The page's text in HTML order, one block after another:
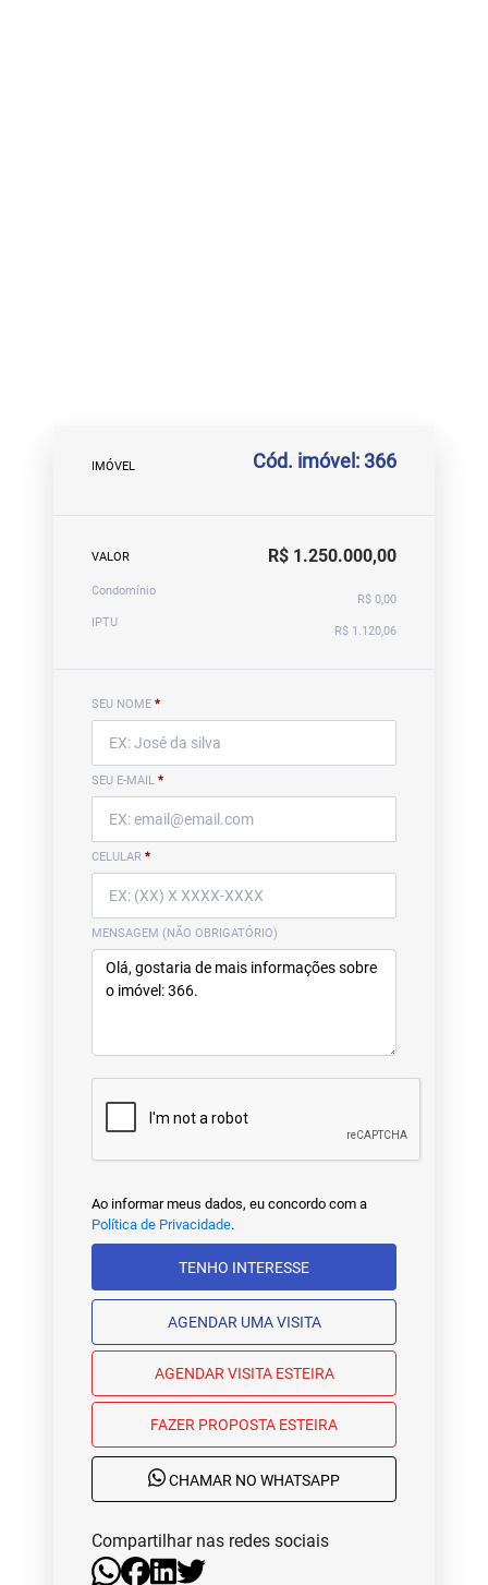
IMÓVEL Cód. imóvel: 366
VALOR R$ 1.250.000,00
Condomínio
R$ 0,00
IPTU
R$ 1.120,06
SEU NOME *
SEU E-MAIL *
CELULAR *
MENSAGEM (NÃO OBRIGATÓRIO)
Ao informar meus dados, eu concordo com a
Política de Privacidade.
TENHO INTERESSE
AGENDAR UMA VISITA
AGENDAR VISITA ESTEIRA
FAZER PROPOSTA ESTEIRA
CHAMAR NO WHATSAPP
Compartilhar nas redes sociais